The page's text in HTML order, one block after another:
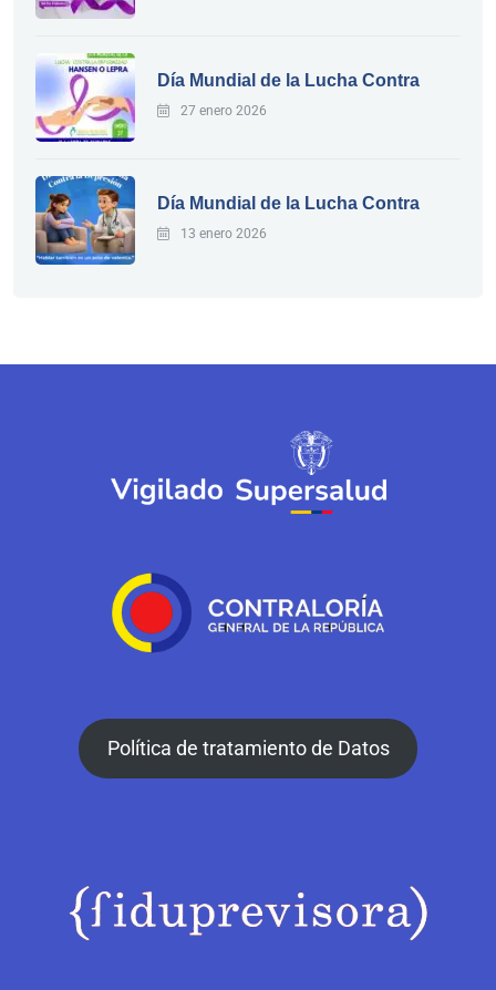
Día Mundial de la Lucha Contra
27 enero 2026
Día Mundial de la Lucha Contra
13 enero 2026
Política de tratamiento de Datos